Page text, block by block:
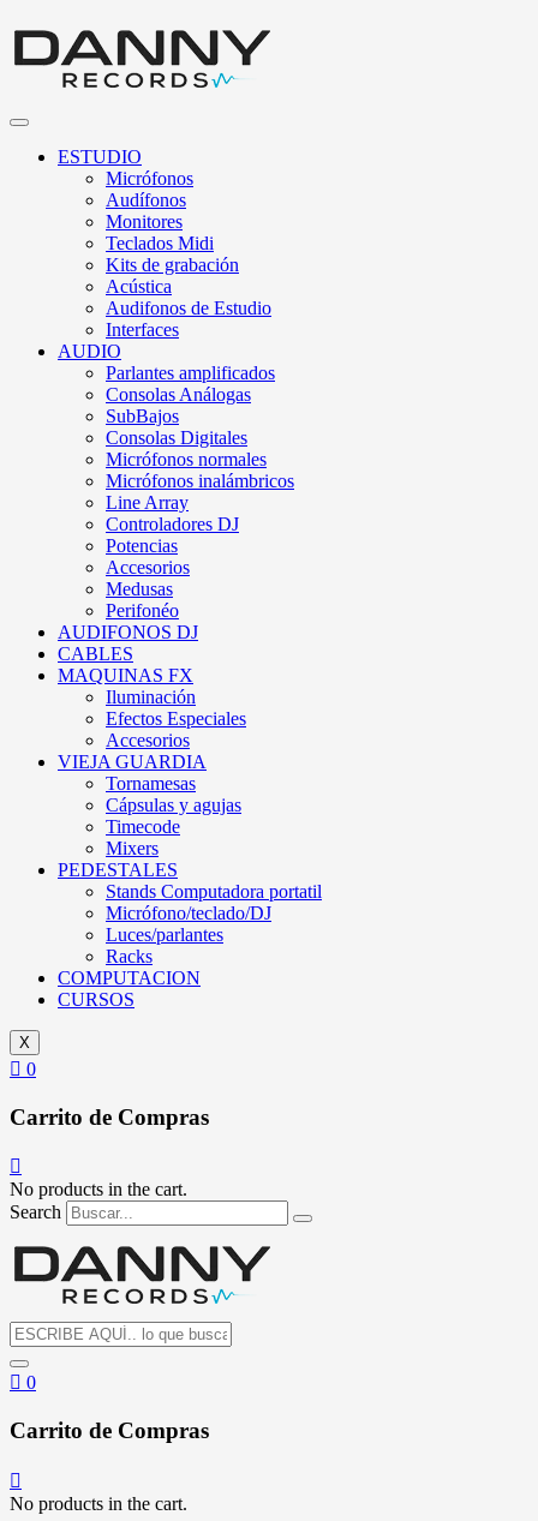
ESTUDIO
Micrófonos
Audífonos
Monitores
Teclados Midi
Kits de grabación
Acústica
Audifonos de Estudio
Interfaces
AUDIO
Parlantes amplificados
Consolas Análogas
SubBajos
Consolas Digitales
Micrófonos normales
Micrófonos inalámbricos
Line Array
Controladores DJ
Potencias
Accesorios
Medusas
Perifonéo
AUDIFONOS DJ
CABLES
MAQUINAS FX
Iluminación
Efectos Especiales
Accesorios
VIEJA GUARDIA
Tornamesas
Cápsulas y agujas
Timecode
Mixers
PEDESTALES
Stands Computadora portatil
Micrófono/teclado/DJ
Luces/parlantes
Racks
COMPUTACION
CURSOS
X
0
Carrito de Compras
No products in the cart.
Search
0
Carrito de Compras
No products in the cart.